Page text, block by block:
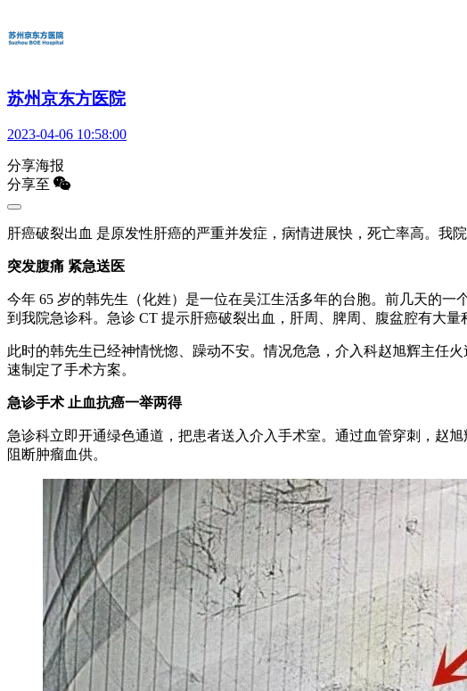
苏州京东方医院
2023-04-06 10:58:00
分享海报
分享至
肝癌破裂出血 是原发性肝癌的严重并发症，病情进展快，死亡率高。我
突发腹痛 紧急送医
今年 65 岁的韩先生（化姓）是一位在吴江生活多年的台胞。前几天的
到我院急诊科。急诊 CT 提示肝癌破裂出血，肝周、脾周、腹盆腔有大量
此时的韩先生已经神情恍惚、躁动不安。情况危急，介入科赵旭辉主任
速制定了手术方案。
急诊手术 止血抗癌一举两得
急诊科立即开通绿色通道，把患者送入介入手术室。通过血管穿刺，赵
阻断肿瘤血供。